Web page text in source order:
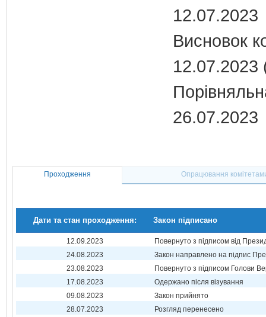
12.07.2023
Висновок
12.07.2023
26.07.2023
Проходження Опрацювання
Дати та стан проходження: Закон підписано
12.09.2023
Повернуто з підписом від
24.08.2023
Закон направлено на підпис
23.08.2023
Повернуто з підписом Голови
17.08.2023
Одержано після візування
09.08.2023
Закон прийнято
28.07.2023
Розгляд перенесено